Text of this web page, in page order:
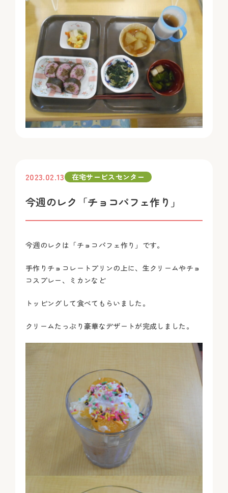
2023.02.13 在宅サービスセンター
今週のレク「チョコパフェ作り」
今週のレクは「チョコパフェ作り」です。
手作りチョコレートプリンの上に、生クリームやチョ
コスプレー、ミカンなど
トッピングして食べてもらいました。
クリームたっぷり豪華なデザートが完成しました。